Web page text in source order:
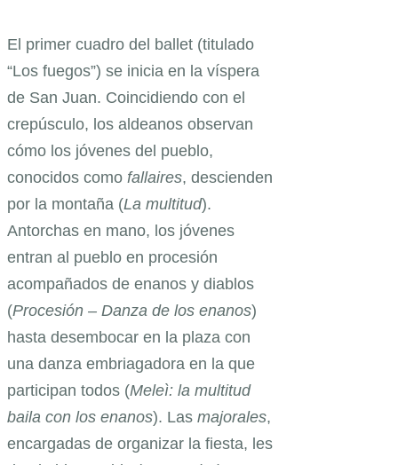
El primer cuadro del ballet (titulado
“Los fuegos”) se inicia en la víspera
de San Juan. Coincidiendo con el
crepúsculo, los aldeanos observan
cómo los jóvenes del pueblo,
conocidos como fallaires, descienden
por la montaña (La multitud).
Antorchas en mano, los jóvenes
entran al pueblo en procesión
acompañados de enanos y diablos
(Procesión – Danza de los enanos)
hasta desembocar en la plaza con
una danza embriagadora en la que
participan todos (Meleì: la multitud
baila con los enanos). Las majorales,
encargadas de organizar la fiesta, les